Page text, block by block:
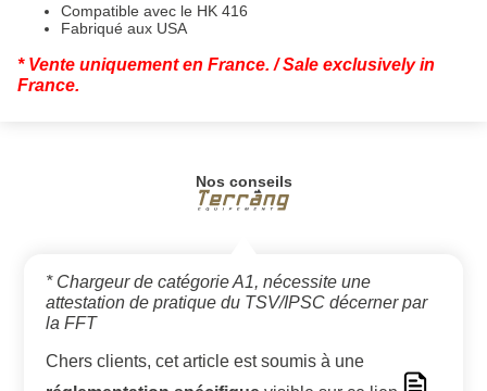
Compatible avec le HK 416
Fabriqué aux USA
* Vente uniquement en France. / Sale exclusively in
France.
Nos conseils
* Chargeur de catégorie A1, nécessite une
attestation de pratique du TSV/IPSC décerner par
la FFT
Chers clients, cet article est soumis à une